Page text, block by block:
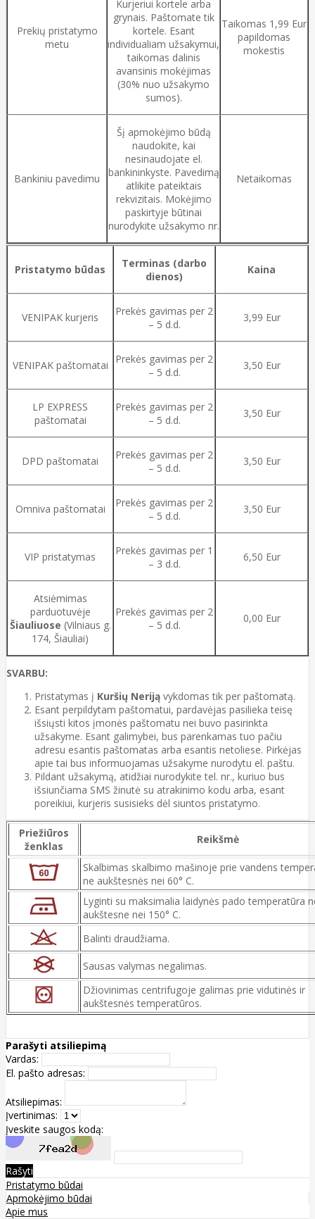
Prekių pristatymo
metu
Kurjeriui kortele arba
grynais. Paštomate tik
kortele. Esant
individualiam užsakymui,
taikomas dalinis
avansinis mokėjimas
(30% nuo užsakymo
sumos).
Taikomas 1,99 Eur
papildomas
mokestis
Bankiniu pavedimu
Šį apmokėjimo būdą
naudokite, kai
nesinaudojate el.
bankininkyste. Pavedimą
atlikite pateiktais
rekvizitais. Mokėjimo
paskirtyje būtinai
nurodykite užsakymo nr.
Netaikomas
Pristatymo būdas
Terminas (darbo
dienos)
Kaina
VENIPAK kurjeris
Prekės gavimas per 2
– 5 d.d.
3,99 Eur
VENIPAK paštomatai
Prekės gavimas per 2
– 5 d.d.
3,50 Eur
LP EXPRESS
paštomatai
Prekės gavimas per 2
– 5 d.d.
3,50 Eur
DPD paštomatai
Prekės gavimas per 2
– 5 d.d.
3,50 Eur
Omniva paštomatai
Prekės gavimas per 2
– 5 d.d.
3,50 Eur
VIP pristatymas
Prekės gavimas per 1
– 3 d.d.
6,50 Eur
Atsiėmimas
parduotuvėje
Šiauliuose (Vilniaus g.
174, Šiauliai)
Prekės gavimas per 2
– 5 d.d.
0,00 Eur
SVARBU:
Pristatymas į Kuršių Neriją vykdomas tik per paštomatą.
Esant perpildytam paštomatui, pardavėjas pasilieka teisę
išsiųsti kitos įmonės paštomatu nei buvo pasirinkta
užsakyme. Esant galimybei, bus parenkamas tuo pačiu
adresu esantis paštomatas arba esantis netoliese. Pirkėjas
apie tai bus informuojamas užsakyme nurodytu el. paštu.
Pildant užsakymą, atidžiai nurodykite tel. nr., kuriuo bus
išsiunčiama SMS žinutė su atrakinimo kodu arba, esant
poreikiui, kurjeris susisieks dėl siuntos pristatymo.
Priežiūros
ženklas
Reikšmė
Skalbimas skalbimo mašinoje prie vandens
ne aukštesnės nei 60° C.
Lyginti su maksimalia laidynės pado temperatūra
aukštesne nei 150° C.
Balinti draudžiama.
Sausas valymas negalimas.
Džiovinimas centrifugoje galimas prie vidutinės ir
aukštesnės temperatūros.
Parašyti atsiliepimą
Vardas:
El. pašto adresas:
Atsiliepimas:
Įvertinimas:
Įveskite saugos kodą:
Rašyti
Pristatymo būdai
Apmokėjimo būdai
Apie mus